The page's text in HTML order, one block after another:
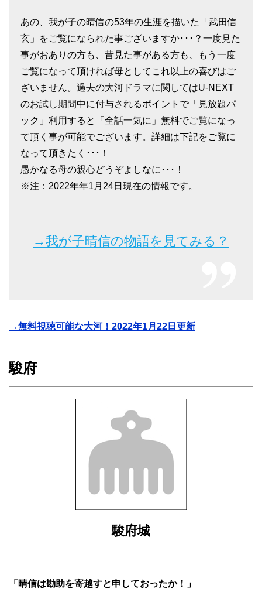
あの、我が子の晴信の53年の生涯を描いた「武田信
玄」をご覧になられた事ございますか･･･？一度見た
事がおありの方も、昔見た事がある方も、もう一度
ご覧になって頂ければ母としてこれ以上の喜びはご
ざいません。過去の大河ドラマに関してはU-NEXT
のお試し期間中に付与されるポイントで「見放題パ
ック」利用すると「全話一気に」無料でご覧になっ
て頂く事が可能でございます。詳細は下記をご覧に
なって頂きたく･･･！
愚かなる母の親心どうぞよしなに･･･！
※注：2022年年1月24日現在の情報です。
→我が子晴信の物語を見てみる？
→無料視聴可能な大河！2022年1月22日更新
駿府
駿府城
「晴信は勘助を寄越すと申しておったか！」